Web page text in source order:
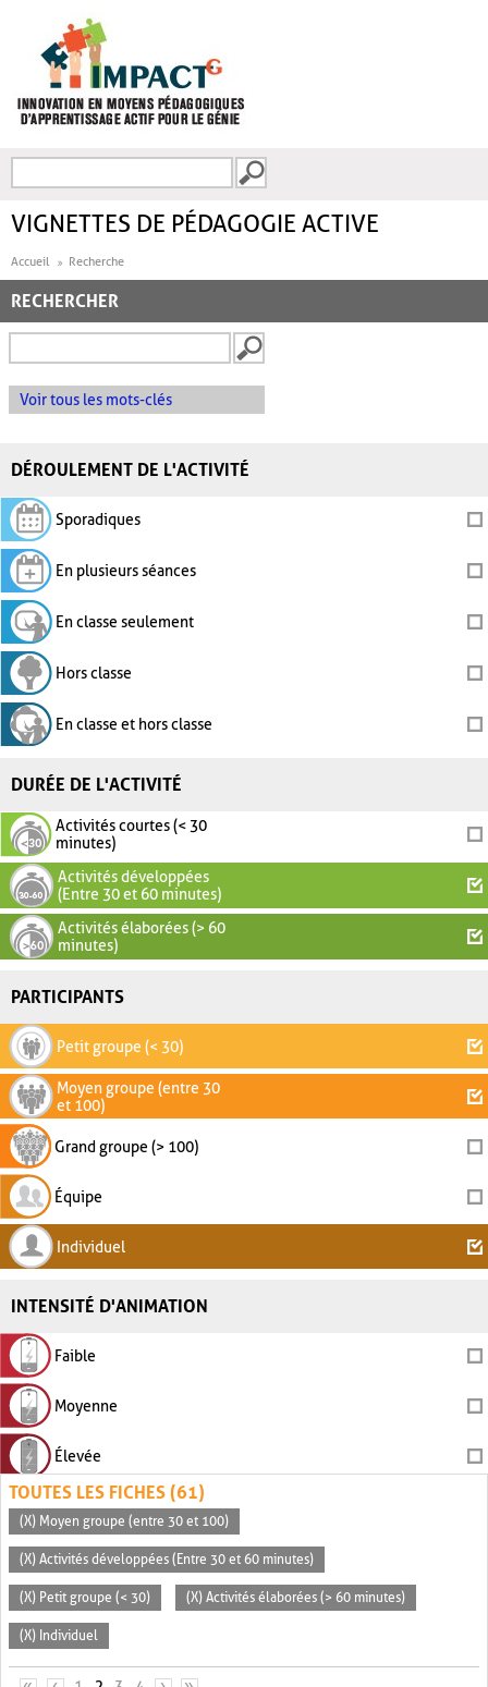
FORMULAIRE DE
VIGNETTES DE PÉDAGOGIE ACTIVE
Accueil Recherche
RECHERCHER
Voir tous les mots-clés
DÉROULEMENT DE L'ACTIVITÉ
Sporadiques
En plusieurs séances
En classe seulement
Hors classe
En classe et hors classe
DURÉE DE L'ACTIVITÉ
Activités courtes (< 30
minutes)
Activités développées
(Entre 30 et 60 minutes)
Activités élaborées (> 60
minutes)
PARTICIPANTS
Petit groupe (< 30)
Moyen groupe (entre 30
et 100)
Grand groupe (> 100)
Équipe
Individuel
INTENSITÉ D'ANIMATION
Faible
Moyenne
Élevée
TOUTES LES FICHES (61)
(X) Moyen groupe (entre 30 et 100)
(X) Activités développées (Entre 30 et 60 minutes)
(X) Petit groupe (< 30) (X) Activités élaborées (> 60 minutes)
(X) Individuel
PAGES